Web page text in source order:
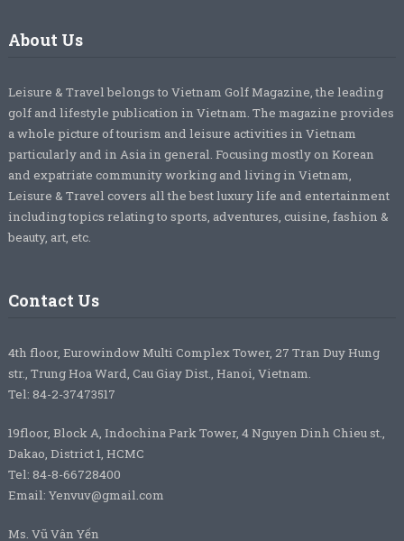
About Us
Leisure & Travel belongs to Vietnam Golf Magazine, the leading
golf and lifestyle publication in Vietnam. The magazine provides
a whole picture of tourism and leisure activities in Vietnam
particularly and in Asia in general. Focusing mostly on Korean
and expatriate community working and living in Vietnam,
Leisure & Travel covers all the best luxury life and entertainment
including topics relating to sports, adventures, cuisine, fashion &
beauty, art, etc.
Contact Us
4th floor, Eurowindow Multi Complex Tower, 27 Tran Duy Hung
str., Trung Hoa Ward, Cau Giay Dist., Hanoi, Vietnam.
Tel: 84-2-37473517
19floor, Block A, Indochina Park Tower, 4 Nguyen Dinh Chieu st.,
Dakao, District 1, HCMC
Tel: 84-8-66728400
Email: Yenvuv@gmail.com
Ms. Vũ Vân Yến